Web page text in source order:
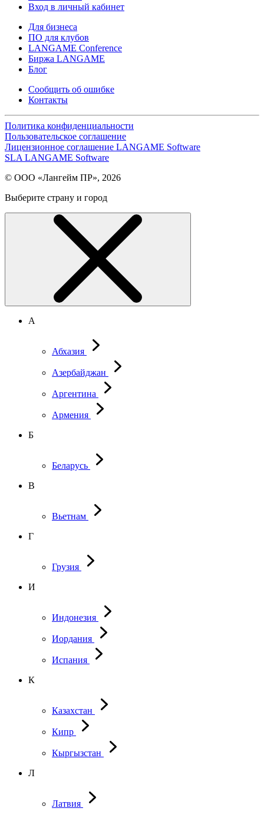
Вход в личный кабинет
Для бизнеса
ПО для клубов
LANGAME Conference
Биржа LANGAME
Блог
Сообщить об ошибке
Контакты
Политика конфиденциальности
Пользовательское соглашение
Лицензионное соглашение LANGAME Software
SLA LANGAME Software
© ООО «Лангейм ПР», 2026
Выберите страну и город
А
Абхазия
Азербайджан
Аргентина
Армения
Б
Беларусь
В
Вьетнам
Г
Грузия
И
Индонезия
Иордания
Испания
К
Казахстан
Кипр
Кыргызстан
Л
Латвия